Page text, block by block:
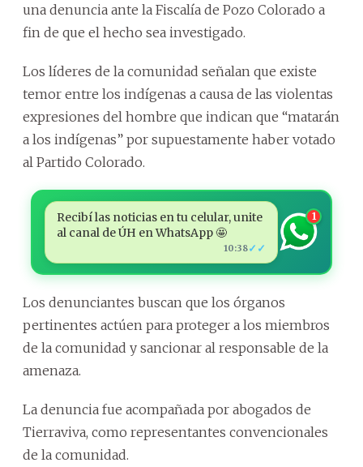
una denuncia ante la Fiscalía de Pozo Colorado a
fin de que el hecho sea investigado.
Los líderes de la comunidad señalan que existe
temor entre los indígenas a causa de las violentas
expresiones del hombre que indican que “matarán
a los indígenas” por supuestamente haber votado
al Partido Colorado.
Recibí las noticias en tu celular, unite
al canal de ÚH en WhatsApp 🤩
10:38✓✓
1
Los denunciantes buscan que los órganos
pertinentes actúen para proteger a los miembros
de la comunidad y sancionar al responsable de la
amenaza.
La denuncia fue acompañada por abogados de
Tierraviva, como representantes convencionales
de la comunidad.